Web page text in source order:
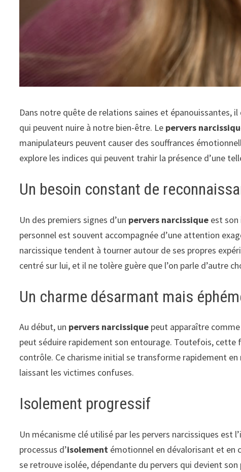
Dans notre quête de relations saines et
qui peuvent nuire à notre bien-être. Le pervers
manipulateurs peuvent causer des souffrances
explore les indices qui peuvent trahir la présence d’une
Un besoin constant de
Un des premiers signes d’un pervers narcissique est son
personnel est souvent accompagnée d’une attention
narcissique tendent à tourner autour de ses propres
centré sur lui, et il ne tolère guère que l’on parle d’autre
Un charme désarmant mais
Au début, un pervers narcissique peut apparaître
peut séduire rapidement son entourage. Toutefois,
contrôle. Ce charisme initial se transforme rapidement
laissant les victimes confuses.
Isolement progressif
Un mécanisme clé utilisé par les pervers narcissiques est
processus d’isolement émotionnel en dévalorisant et en
se retrouve isolée, dépendante du pervers qui devient